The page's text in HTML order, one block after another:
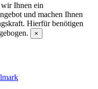
Ihnen ein
und machen Ihnen
Hierfür benötigen
×